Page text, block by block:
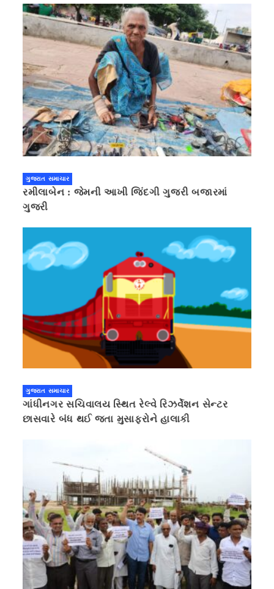
ગુજરાત સમાચાર
રમીલાબેન : જેમની આખી જિંદગી ગુજરી બજારમાં
ગુજરી
ગુજરાત સમાચાર
ગાંધીનગર સચિવાલય સ્થિત રેલ્વે રિઝર્વેશન સેન્ટર
છાસવારે બંધ થઈ જતા મુસાફરોને હાલાકી